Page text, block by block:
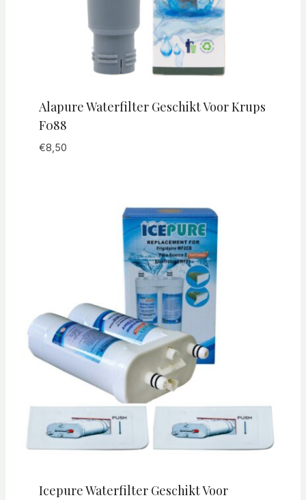
Alapure Waterfilter Geschikt Voor Krups
F088
€8,50
Icepure Waterfilter Geschikt Voor